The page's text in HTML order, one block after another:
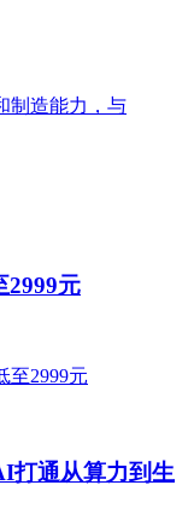
2999元
打通从算力到生